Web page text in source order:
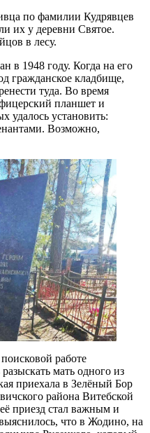
по фамилии Кудрявцев
их у деревни Святое.
в лесу.
в 1948 году. Когда на его
гражданское кладбище,
туда. Во время
планшет и
удалось установить:
Возможно,
работе
мать одного из
приехала в Зелёный Бор
района Витебской
приезд стал важным и
что в Жодино, на